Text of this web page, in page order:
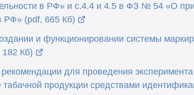
в РФ» и с.4.4 и 4.5 в ФЗ № 54 «О
РФ» (pdf, 665 Кб)
и функционировании системы
Кб)
для проведения эксперимента
табачной продукции средствами